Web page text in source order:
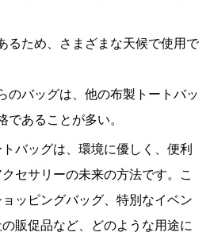
るため、さまざまな天候で使用で
のバッグは、他の布製トートバッ
であることが多い。
バッグは、環境に優しく、便利
セサリーの未来の方法です。こ
ッピングバッグ、特別なイベン
販促品など、どのような用途に